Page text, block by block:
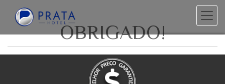
OBRIGADO!